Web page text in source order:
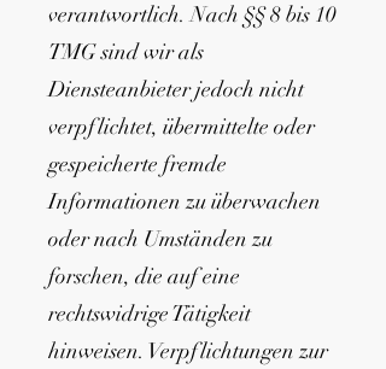
verantwortlich. Nach §§ 8 bis 10
TMG sind wir als
Diensteanbieter jedoch nicht
verpflichtet, übermittelte oder
gespeicherte fremde
Informationen zu überwachen
oder nach Umständen zu
forschen, die auf eine
rechtswidrige Tätigkeit
hinweisen. Verpflichtungen zur